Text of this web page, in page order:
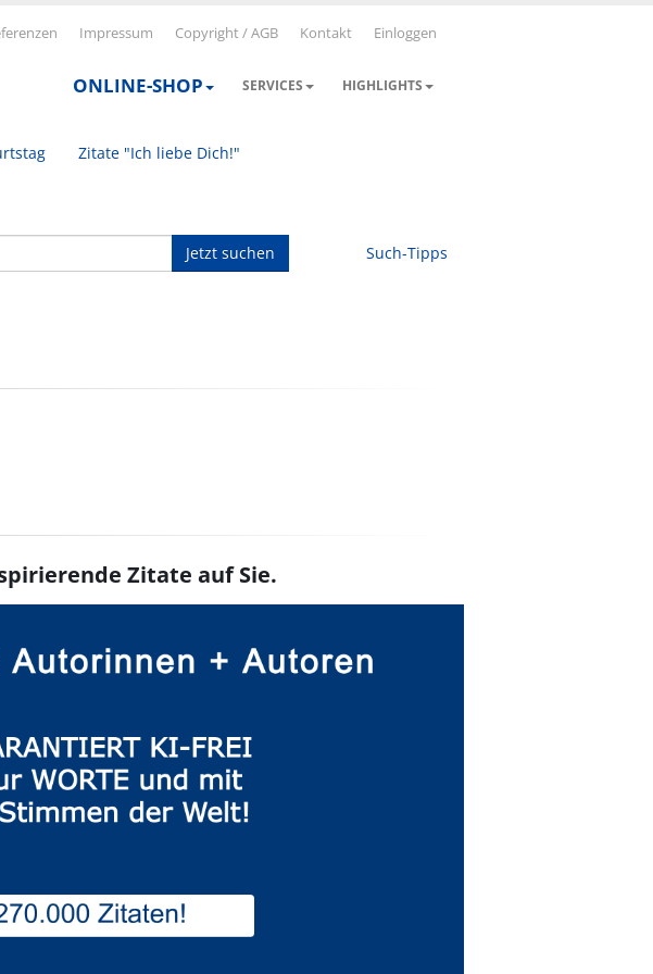
Impressum Copyright / AGB Kontakt Einloggen
ONLINE-SHOP SERVICES HIGHLIGHTS
Zitate "Ich liebe Dich!"
Jetzt suchen Such-Tipps
Zitate auf Sie.